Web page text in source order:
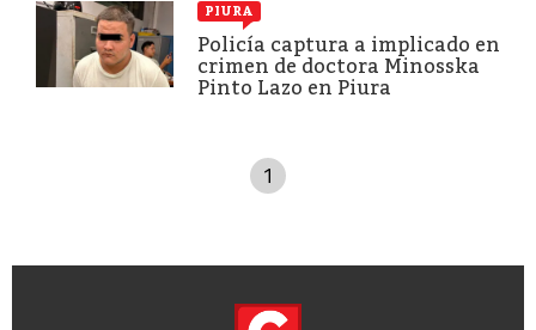
PIURA
Policía captura a implicado en
crimen de doctora Minosska
Pinto Lazo en Piura
1